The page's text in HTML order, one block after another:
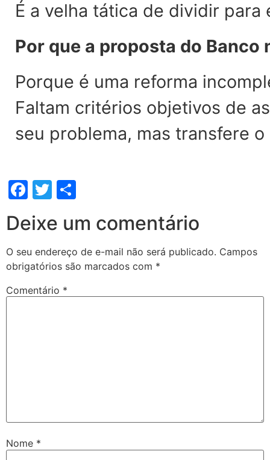
É a velha tática de dividir para
Por que a proposta do
Porque é uma reforma
Faltam critérios objetivos de
seu problema, mas transfere
Facebook
Twitter
Deixe um comentário
O seu endereço de e-mail não será publicado. Campos
obrigatórios são marcados com *
Comentário *
Nome *